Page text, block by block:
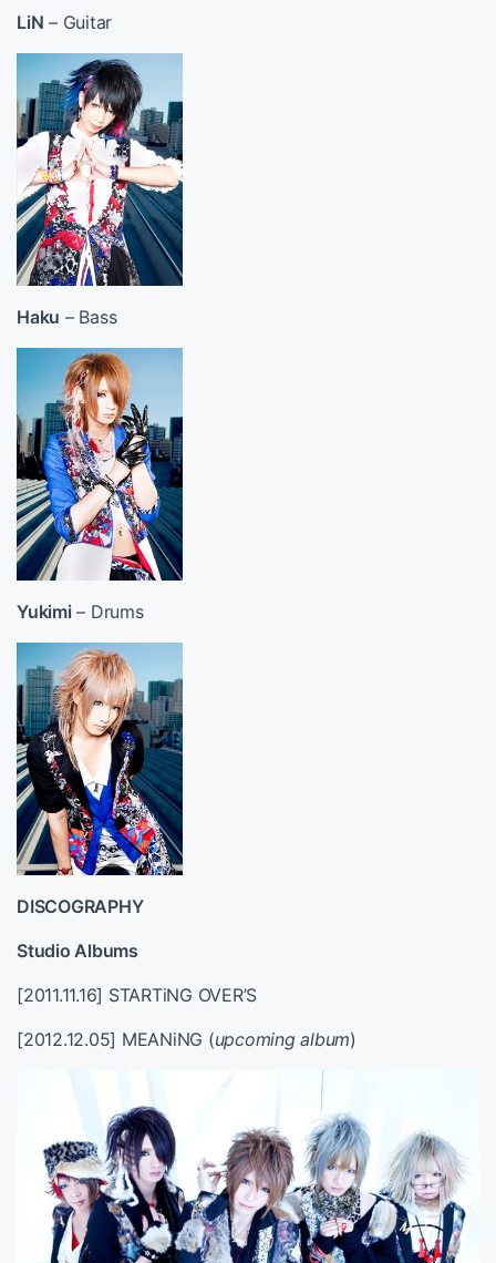
LiN – Guitar
Haku – Bass
Yukimi – Drums
DISCOGRAPHY
Studio Albums
[2011.11.16] STARTiNG OVER’S
[2012.12.05] MEANiNG (upcoming album)